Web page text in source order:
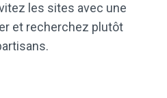
les sites avec une
et recherchez plutôt